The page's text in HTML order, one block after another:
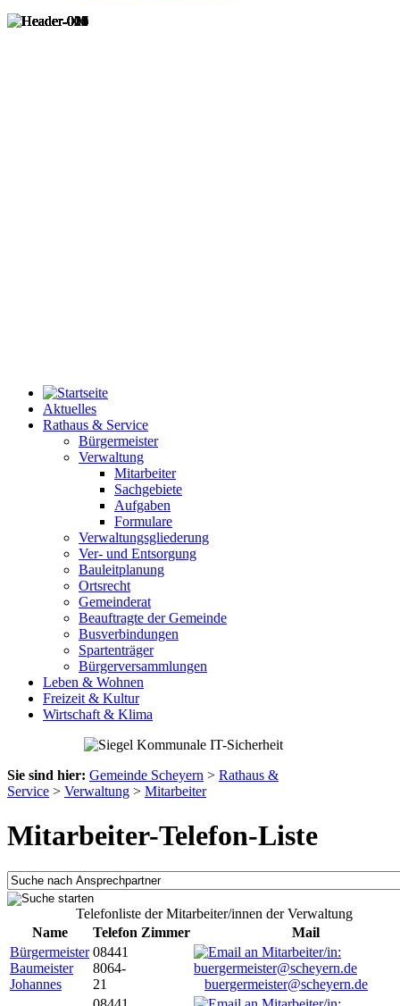
Aktuelles
Rathaus & Service
Bürgermeister
Verwaltung
Mitarbeiter
Sachgebiete
Aufgaben
Formulare
Verwaltungsgliederung
Ver- und Entsorgung
Bauleitplanung
Ortsrecht
Gemeinderat
Beauftragte der Gemeinde
Busverbindungen
Spartenträger
Bürgerversammlungen
Leben & Wohnen
Freizeit & Kultur
Wirtschaft & Klima
Sie sind hier: Gemeinde Scheyern > Rathaus &
Service > Verwaltung > Mitarbeiter
Mitarbeiter-Telefon-Liste
Telefonliste der Mitarbeiter/innen der Verwaltung
Name
Telefon Zimmer
Mail
Bürgermeister
Baumeister
Johannes
08441
8064-
21
buergermeister@scheyern.de